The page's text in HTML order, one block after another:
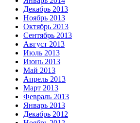
Декабрь 2013
Ноябрь 2013
Октябрь 2013
Сентябрь 2013
Август 2013
Июль 2013
Июнь 2013
Май 2013
Апрель 2013
Март 2013
Февраль 2013
Январь 2013
Декабрь 2012